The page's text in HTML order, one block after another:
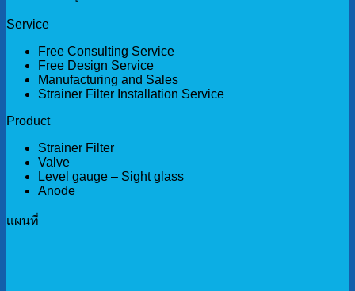
Service
Free Consulting Service
Free Design Service
Manufacturing and Sales
Strainer Filter Installation Service
Product
Strainer Filter
Valve
Level gauge – Sight glass
Anode
เเผนที่